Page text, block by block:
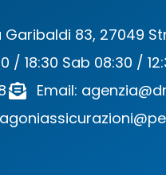
Garibaldi 83, 27049
/ 18:30 Sab 08:30 /
Email: